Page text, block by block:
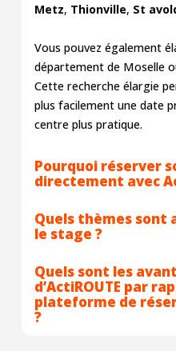
Metz, Thionville, St
Vous pouvez également
département de Moselle
Cette recherche élargie
plus facilement une date
centre plus pratique.
Pourquoi réserver
directement avec
Quels thèmes sont
le stage ?
Quels sont les
d’ActiROUTE par
plateforme de
?